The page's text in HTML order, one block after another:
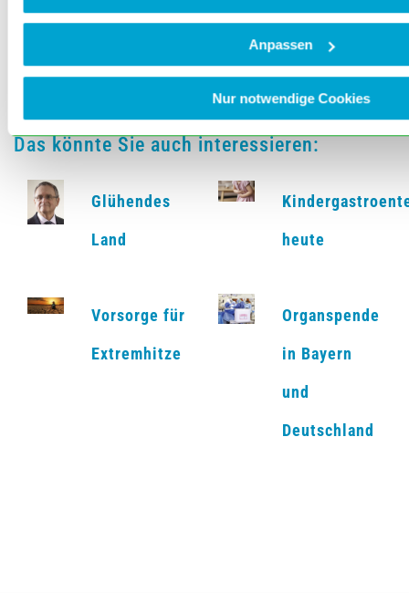
Anpassen
Nur notwendige Cookies
Varia
Das könnte Sie auch interessieren:
Glühendes
Land
heute
Vorsorge für
Extremhitze
Organspende
in Bayern
und
Deutschland